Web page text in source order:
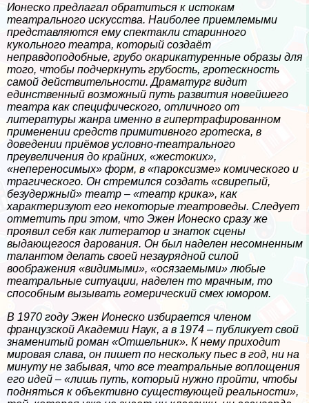
Ионеско предлагал обратиться к истокам
театрального искусства. Наиболее приемлемыми
представляются ему спектакли старинного
кукольного театра, который создаёт
неправдоподобные, грубо окарикатуренные образы для
того, чтобы подчеркнуть грубость, гротескность
самой действительности. Драматург видит
единственный возможный путь развития новейшего
театра как специфического, отличного от
литературы жанра именно в гипертрафированном
применении средств примитивного гротеска, в
доведении приёмов условно-театрального
преувеличения до крайних, «жестоких»,
«непереносимых» форм, в «пароксизме» комического и
трагического. Он стремился создать «свирепый,
безудержный» театр – «театр крика», как
хаpaктеризуют его некоторые театроведы. Следует
отметить при этом, что Эжен Ионеско сразу же
проявил себя как литератор и знаток сцены
выдающегося дарования. Он был наделен несомненным
талантом делать своей незаурядной силой
воображения «видимыми», «осязаемыми» любые
театральные ситуации, наделен то мрачным, то
способным вызывать гомерический смех юмором.
В 1970 году Эжен Ионеско избирается члeном
французской Академии Наук, а в 1974 – публикует свой
знаменитый роман «Отшельник». К нему приходит
мировая слава, он пишет по нескольку пьес в год, ни на
минуту не забывая, что все театральные воплощения
его идей – «лишь путь, который нужно пройти, чтобы
подняться к объективно существующей реальности»,